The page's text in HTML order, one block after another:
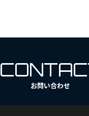
お問い合わせ